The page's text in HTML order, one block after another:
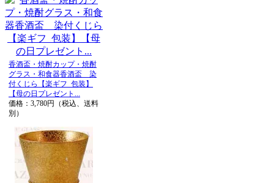
香酒盃・焼酎カップ・焼酎
グラス・和食器香酒盃 染
付くじら【楽ギフ_包装】
【母の日プレゼント...
価格：3,780円（税込、送料
別）